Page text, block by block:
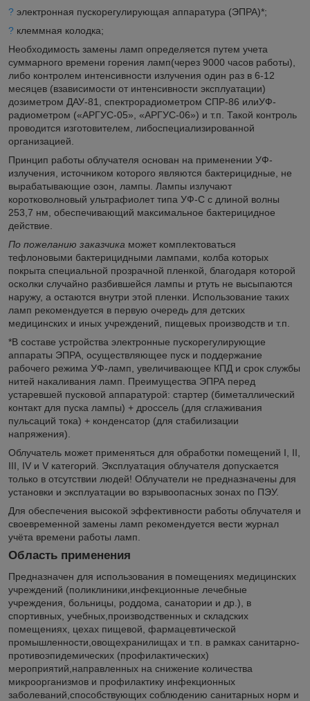
? электронная пускорегулирующая аппаратура (ЭПРА)*;
? клеммная колодка;
Необходимость замены ламп определяется путем учета
суммарного времени горения ламп(через 9000 часов работы),
либо контролем интенсивности излучения один раз в 6-12
месяцев (взависимости от интенсивности эксплуатации)
дозиметром ДАУ-81, спектрорадиометром СПР-86 илиУФ-
радиометром («АРГУС-05», «АРГУС-06») и т.п. Такой контроль
проводится изготовителем, либоспециализированной
организацией.
Принцип работы облучателя основан на применении УФ-
излучения, источником которого являются бактерицидные, не
вырабатывающие озон, лампы. Лампы излучают
коротковолновый ультрафиолет типа УФ-С с длиной волны
253,7 нм, обеспечивающий максимальное бактерицидное
действие.
По пожеланию заказчика может комплектоваться
тефлоновыми бактерицидными лампами, колба которых
покрыта специальной прозрачной пленкой, благодаря которой
осколки случайно разбившейся лампы и ртуть не высыпаются
наружу, а остаются внутри этой пленки. Использование таких
ламп рекомендуется в первую очередь для детских
медицинских и иных учреждений, пищевых производств и т.п.
*В составе устройства электронные пускорегулирующие
аппараты ЭПРА, осуществляющее пуск и поддержание
рабочего режима УФ-ламп, увеличивающее КПД и срок службы
нитей накаливания ламп. Преимущества ЭПРА перед
устаревшей пусковой аппаратурой: стартер (биметаллический
контакт для пуска лампы) + дроссель (для сглаживания
пульсаций тока) + конденсатор (для стабилизации
напряжения).
Облучатель может применяться для обработки помещений I, II,
III, IV и V категорий. Эксплуатация облучателя допускается
только в отсутствии людей! Облучатели не предназначены для
установки и эксплуатации во взрывоопасных зонах по ПЭУ.
Для обеспечения высокой эффективности работы облучателя и
своевременной замены ламп рекомендуется вести журнал
учёта времени работы ламп.
Область применения
Предназначен для использования в помещениях медицинских
учреждений (поликлиники,инфекционные лечебные
учреждения, больницы, роддома, санатории и др.), в
спортивных, учебных,производственных и складских
помещениях, цехах пищевой, фармацевтической
промышленности,овощехранилищах и т.п. в рамках санитарно-
противоэпидемических (профилактических)
мероприятий,направленных на снижение количества
микроорганизмов и профилактику инфекционных
заболеваний,способствующих соблюдению санитарных норм и